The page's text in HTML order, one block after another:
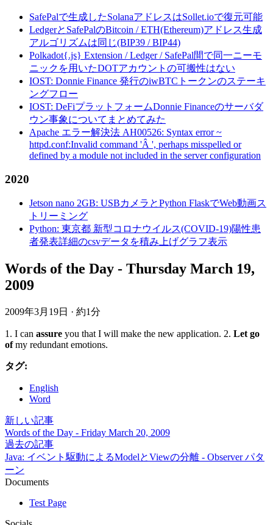
SafePalで生成したSolanaアドレスはSollet.ioで復元可能
LedgerとSafePalのBitcoin / ETH(Ethereum)アドレス生成
アルゴリズムは同じ(BIP39 / BIP44)
Polkadot{.js} Extension / Ledger / SafePal間で同一ニーモ
ニックを用いたDOTアカウントの可搬性はない
IOST: Donnie Finance 発行のiwBTCトークンのステーキ
ングフロー
IOST: DeFiプラットフォームDonnie Financeのサーバダ
ウン事象についてまとめてみた
Apache エラー解決法 AH00526: Syntax error ~
httpd.conf:Invalid command 'Â ', perhaps misspelled or
defined by a module not included in the server configuration
2020
Jetson nano 2GB: USBカメラとPython FlaskでWeb動画ス
トリーミング
Python: 東京都 新型コロナウイルス(COVID-19)陽性患
者発表詳細のcsvデータを積み上げグラフ表示
Words of the Day - Thursday March 19,
2009
2009年3月19日 · 約1分
1. I can assure you that I will make the new application. 2. Let go
ofmy redundant emotions.
タグ:
English
Word
新しい記事
Words of the Day - Friday March 20, 2009
過去の記事
Java: イベント駆動によるModelとViewの分離 - Observer パタ
ーン
Documents
Test Page